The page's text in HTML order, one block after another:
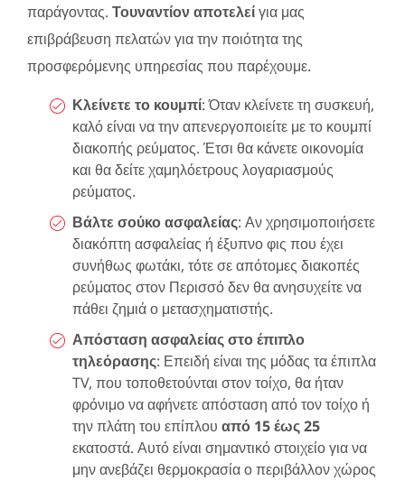
παράγοντας. Τουναντίον αποτελείγια μας
επιβράβευση πελατών για την ποιότητα της
προσφερόμενης υπηρεσίας που παρέχουμε.
Κλείνετε το κουμπί: Όταν κλείνετε τη συσκευή,
καλό είναι να την απενεργοποιείτε με το κουμπί
διακοπής ρεύματος. Έτσι θα κάνετε οικονομία
και θα δείτε χαμηλόετρους λογαριασμούς
ρεύματος.
Βάλτε σούκο ασφαλείας: Αν χρησιμοποιήσετε
διακόπτη ασφαλείας ή έξυπνο φις που έχει
συνήθως φωτάκι, τότε σε απότομες διακοπές
ρεύματος στον Περισσό δεν θα ανησυχείτε να
πάθει ζημιά ο μετασχηματιστής.
Απόσταση ασφαλείας στο έπιπλο
τηλεόρασης: Επειδή είναι της μόδας τα έπιπλα
TV, που τοποθετούνται στον τοίχο, θα ήταν
φρόνιμο να αφήνετε απόσταση από τον τοίχο ή
την πλάτη του επίπλου από 15 έως 25
εκατοστά. Αυτό είναι σημαντικό στοιχείο για να
μην ανεβάζει θερμοκρασία ο περιβάλλον χώρος